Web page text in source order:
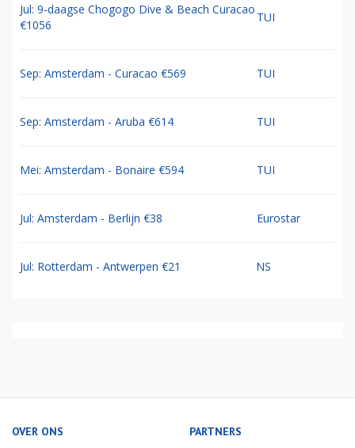
Jul: 9-daagse Chogogo Dive & Beach Curacao
€1056
TUI
Sep: Amsterdam - Curacao €569 TUI
Sep: Amsterdam - Aruba €614 TUI
Mei: Amsterdam - Bonaire €594 TUI
Jul: Amsterdam - Berlijn €38 Eurostar
Jul: Rotterdam - Antwerpen €21 NS
OVER ONS PARTNERS